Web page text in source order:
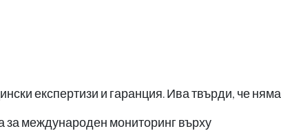
експертизи и гаранция. Ива твърди, че
за международен мониторинг върху